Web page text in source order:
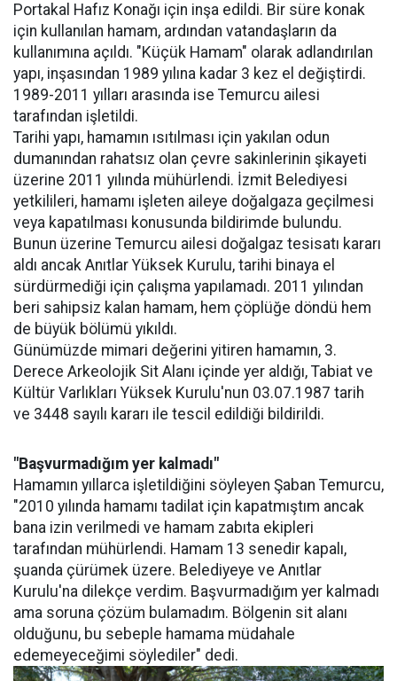
Portakal Hafız Konağı için inşa edildi. Bir süre konak
için kullanılan hamam, ardından vatandaşların da
kullanımına açıldı. "Küçük Hamam" olarak adlandırılan
yapı, inşasından 1989 yılına kadar 3 kez el değiştirdi.
1989-2011 yılları arasında ise Temurcu ailesi
tarafından işletildi.
Tarihi yapı, hamamın ısıtılması için yakılan odun
dumanından rahatsız olan çevre sakinlerinin şikayeti
üzerine 2011 yılında mühürlendi. İzmit Belediyesi
yetkilileri, hamamı işleten aileye doğalgaza geçilmesi
veya kapatılması konusunda bildirimde bulundu.
Bunun üzerine Temurcu ailesi doğalgaz tesisatı kararı
aldı ancak Anıtlar Yüksek Kurulu, tarihi binaya el
sürdürmediği için çalışma yapılamadı. 2011 yılından
beri sahipsiz kalan hamam, hem çöplüğe döndü hem
de büyük bölümü yıkıldı.
Günümüzde mimari değerini yitiren hamamın, 3.
Derece Arkeolojik Sit Alanı içinde yer aldığı, Tabiat ve
Kültür Varlıkları Yüksek Kurulu'nun 03.07.1987 tarih
ve 3448 sayılı kararı ile tescil edildiği bildirildi.
"Başvurmadığım yer kalmadı"
Hamamın yıllarca işletildiğini söyleyen Şaban Temurcu,
"2010 yılında hamamı tadilat için kapatmıştım ancak
bana izin verilmedi ve hamam zabıta ekipleri
tarafından mühürlendi. Hamam 13 senedir kapalı,
şuanda çürümek üzere. Belediyeye ve Anıtlar
Kurulu'na dilekçe verdim. Başvurmadığım yer kalmadı
ama soruna çözüm bulamadım. Bölgenin sit alanı
olduğunu, bu sebeple hamama müdahale
edemeyeceğimi söylediler" dedi.